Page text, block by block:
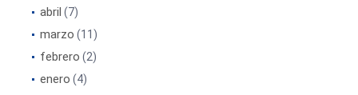
abril (7)
marzo (11)
febrero (2)
enero (4)